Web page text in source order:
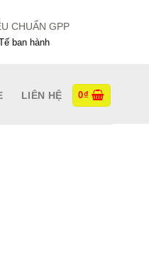
CHUẨN GPP
ban hành
LIÊN HỆ 0₫